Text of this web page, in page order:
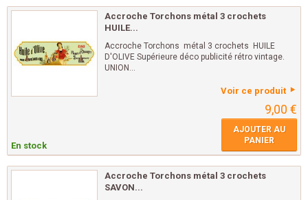
Accroche Torchons métal 3 crochets
HUILE...
Accroche Torchons métal 3 crochets HUILE
D'OLIVE Supérieure déco publicité rétro vintage.
UNION...
Voir ce produit
9,00 €
En stock
AJOUTER AU
PANIER
Accroche Torchons métal 3 crochets
SAVON...